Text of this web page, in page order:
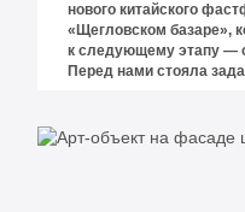
нового китайского
«Щегловском
к следующему этапу —
Перед нами стояла
визуальный маркер